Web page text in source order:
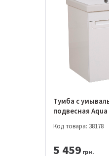
Тумба с
подвесная
(ОР0002643)
Код товара: 38178
5 459 грн.